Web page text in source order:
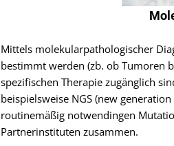
Mittels molekularpathologischer
bestimmt werden (zb. ob Tumoren
spezifischen Therapie zugänglich
beispielsweise NGS (new
routinemäßig notwendingen
Partnerinstituten zusammen.